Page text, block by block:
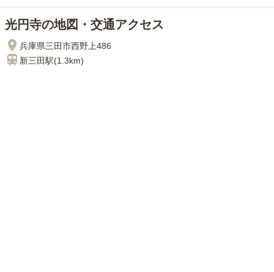
光円寺の地図・交通アクセス
兵庫県三田市西野上486
新三田駅(1.3km)